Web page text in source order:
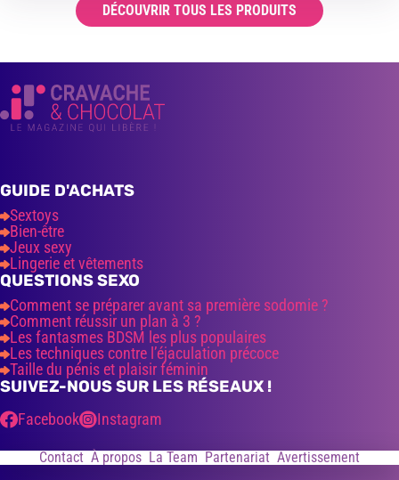
DÉCOUVRIR TOUS LES PRODUITS
GUIDE D'ACHATS
Sextoys
Bien-être
Jeux sexy
Lingerie et vêtements
QUESTIONS SEXO
Comment se préparer avant sa première sodomie ?
Comment réussir un plan à 3 ?
Les fantasmes BDSM les plus populaires
Les techniques contre l’éjaculation précoce
Taille du pénis et plaisir féminin
SUIVEZ-NOUS SUR LES RÉSEAUX !
Facebook Instagram
Contact À propos La Team Partenariat Avertissement